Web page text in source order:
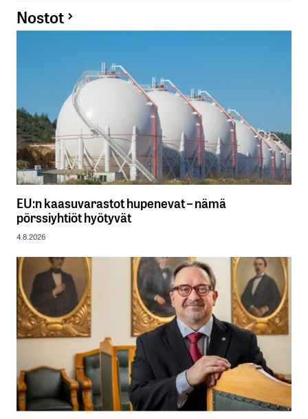
Nostot
EU:n kaasuvarastot hupenevat – nämä
pörssiyhtiöt hyötyvät
4.8.2026